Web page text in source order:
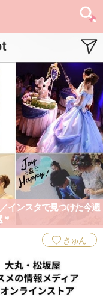
インスタで見つけた今週
きゅん